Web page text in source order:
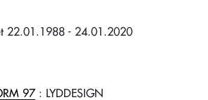
22.01.1988 - 24.01.2020
97 : LYDDESIGN